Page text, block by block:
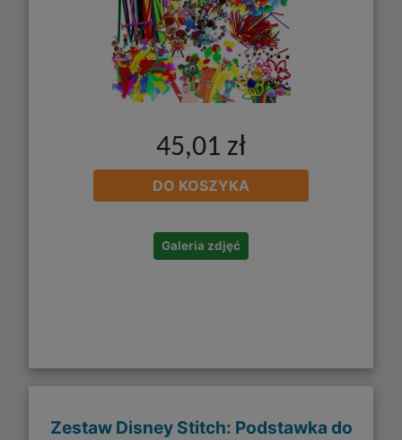
45,01 zł
DO KOSZYKA
Galeria zdjęć
Zestaw Disney Stitch: Podstawka do